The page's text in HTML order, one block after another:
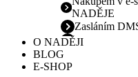
NADĚJE
Zasláním
O NADĚJI
BLOG
E-SHOP